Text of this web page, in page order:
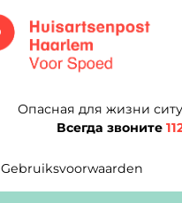
Опасная для жизни
Всегда звоните
Gebruiksvoorwaarden